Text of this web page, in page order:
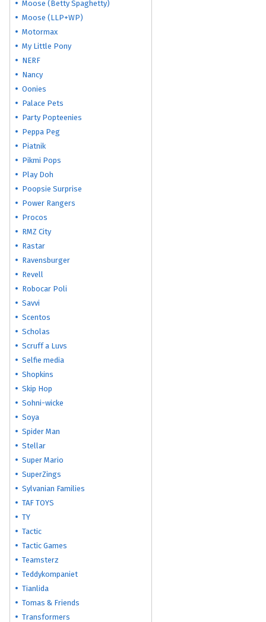
Moose (Betty Spaghetty)
Moose (LLP+WP)
Motormax
My Little Pony
NERF
Nancy
Oonies
Palace Pets
Party Popteenies
Peppa Peg
Piatnik
Pikmi Pops
Play Doh
Poopsie Surprise
Power Rangers
Procos
RMZ City
Rastar
Ravensburger
Revell
Robocar Poli
Savvi
Scentos
Scholas
Scruff a Luvs
Selfie media
Shopkins
Skip Hop
Sohni-wicke
Soya
Spider Man
Stellar
Super Mario
SuperZings
Sylvanian Families
TAF TOYS
TY
Tactic
Tactic Games
Teamsterz
Teddykompaniet
Tianlida
Tomas & Friends
Transformers